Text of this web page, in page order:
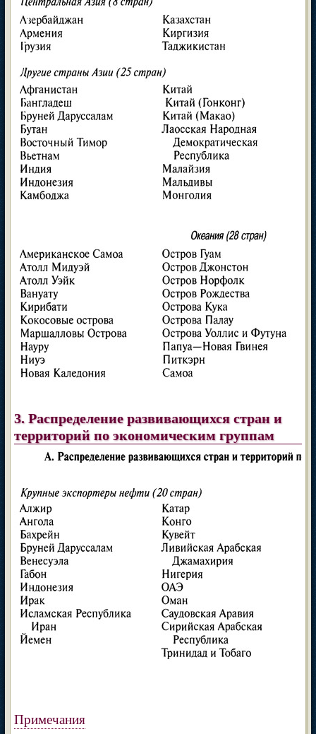
3. Распределение развивающихся стран и
территорий по экономическим группам
Примечания